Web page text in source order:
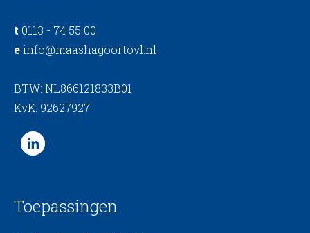
t 0113 - 74 55 00
einfo@maashagoortovl.nl
BTW: NL866121833B01
KvK: 92627927
Toepassingen